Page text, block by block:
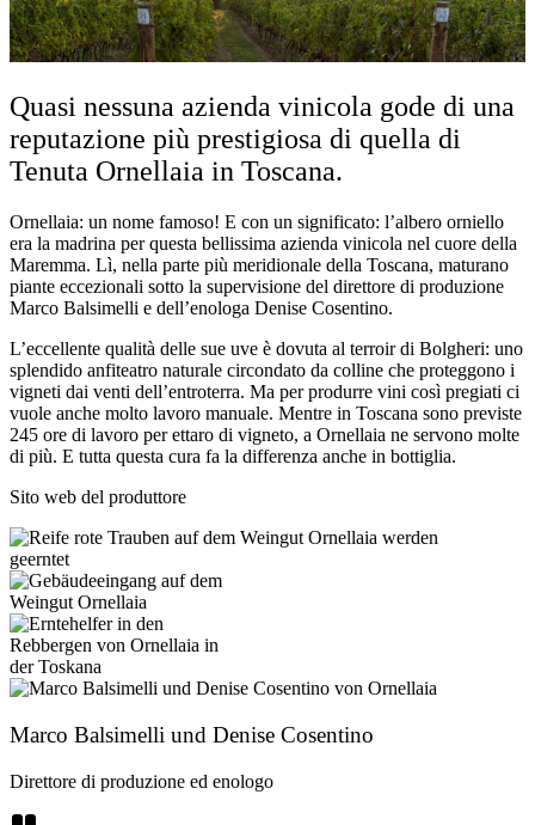
Quasi nessuna azienda vinicola gode di una
reputazione più prestigiosa di quella di
Tenuta Ornellaia in Toscana.
Ornellaia: un nome famoso! E con un significato: l’albero orniello
era la madrina per questa bellissima azienda vinicola nel cuore della
Maremma. Lì, nella parte più meridionale della Toscana, maturano
piante eccezionali sotto la supervisione del direttore di produzione
Marco Balsimelli e dell’enologa Denise Cosentino.
L’eccellente qualità delle sue uve è dovuta al terroir di Bolgheri: uno
splendido anfiteatro naturale circondato da colline che proteggono i
vigneti dai venti dell’entroterra. Ma per produrre vini così pregiati ci
vuole anche molto lavoro manuale. Mentre in Toscana sono previste
245 ore di lavoro per ettaro di vigneto, a Ornellaia ne servono molte
di più. E tutta questa cura fa la differenza anche in bottiglia.
Sito web del produttore
Marco Balsimelli und Denise Cosentino
Direttore di produzione ed enologo